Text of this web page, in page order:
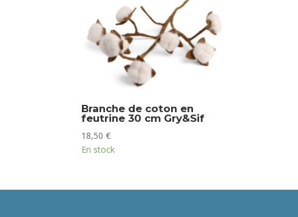
Branche de coton en
feutrine 30 cm Gry&Sif
18,50€
En stock